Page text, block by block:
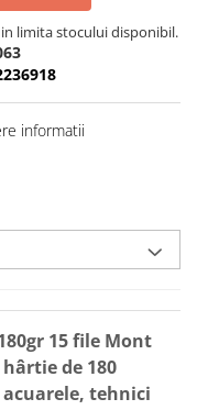
limita stocului disponibil.
informatii
15 file Mont
hârtie de 180
acuarele, tehnici